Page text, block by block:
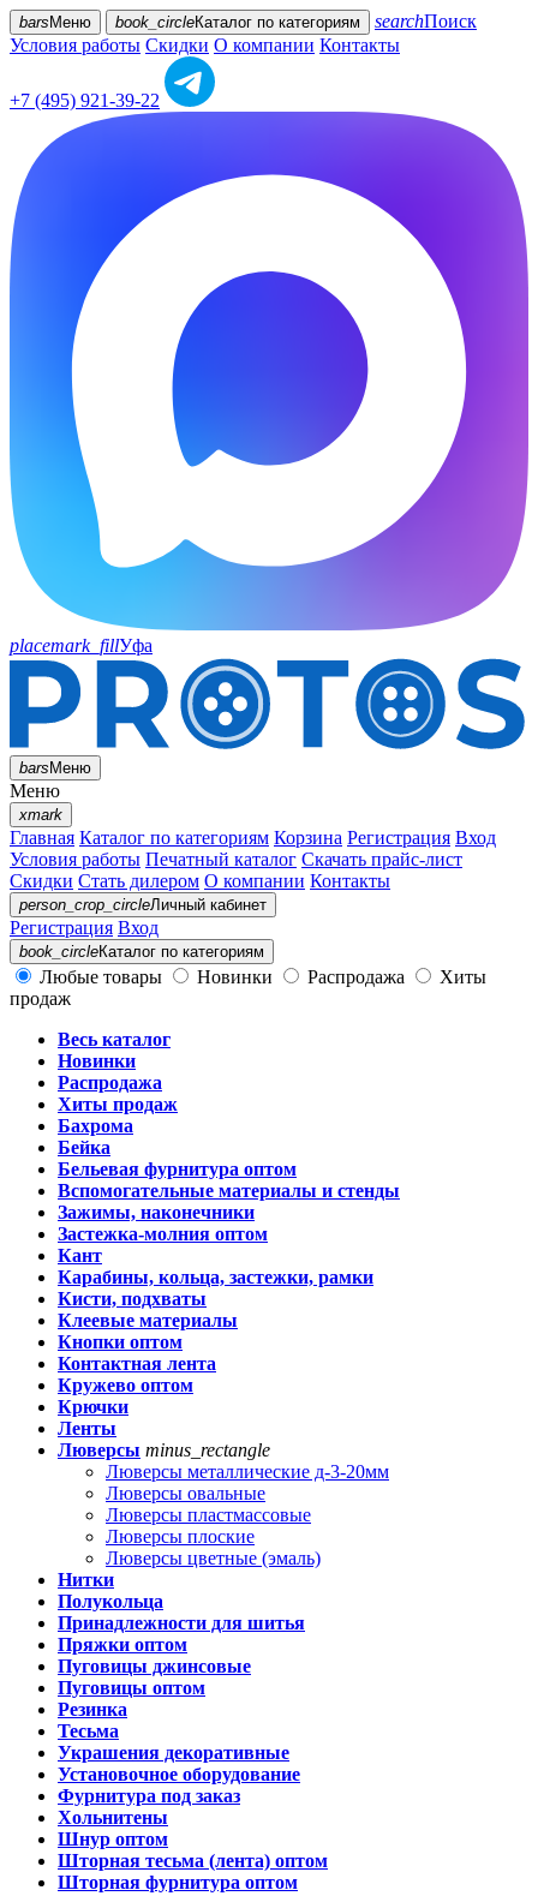
bars Меню book_circleКаталог по категориям searchПоиск
Условия работы Скидки О компании Контакты
+7 (495) 921-39-22
placemark_fillУфа
barsМеню
Меню
xmark
Главная Каталог по категориям Корзина Регистрация Вход
Условия работы Печатный каталог Скачать прайс-лист
Скидки Стать дилером О компании Контакты
person_crop_circleЛичный кабинет
Регистрация Вход
book_circleКаталог по категориям
Любые товары Новинки Распродажа
Хиты
продаж
Весь каталог
Новинки
Распродажа
Хиты продаж
Бахрома
Бейка
Бельевая фурнитура оптом
Вспомогательные материалы и стенды
Зажимы, наконечники
Застежка-молния оптом
Кант
Карабины, кольца, застежки, рамки
Кисти, подхваты
Клеевые материалы
Кнопки оптом
Контактная лента
Кружево оптом
Крючки
Ленты
Люверсы minus_rectangle
Люверсы металлические д-3-20мм
Люверсы овальные
Люверсы пластмассовые
Люверсы плоские
Люверсы цветные (эмаль)
Нитки
Полукольца
Принадлежности для шитья
Пряжки оптом
Пуговицы джинсовые
Пуговицы оптом
Резинка
Тесьма
Украшения декоративные
Установочное оборудование
Фурнитура под заказ
Хольнитены
Шнур оптом
Шторная тесьма (лента) оптом
Шторная фурнитура оптом